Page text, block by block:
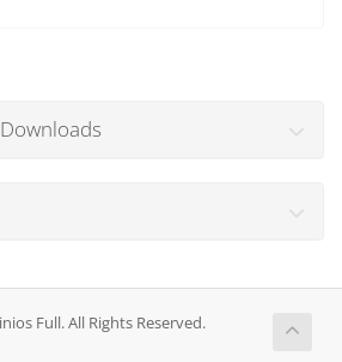
Full. All Rights Reserved.